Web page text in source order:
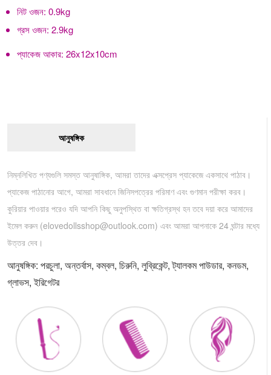
নিট ওজন: 0.9kg
গ্রস ওজন: 2.9kg
প্যাকেজ আকার: 26x12x10cm
আনুষঙ্গিক
নিম্নলিখিত পণ্যগুলি সমস্ত আনুষাঙ্গিক, আমরা তাদের এক্সপ্রেস প্যাকেজে একসাথে পাঠাব।
প্যাকেজ পাঠানোর আগে, আমরা সাবধানে জিনিসপত্রের পরিমাণ এবং গুণমান পরীক্ষা করব।
কুরিয়ার পাওয়ার পরেও যদি আপনি কিছু অনুপস্থিত বা ক্ষতিগ্রস্থ হন তবে দয়া করে আমাদের
ইমেল করুন (elovedollsshop@outlook.com) এবং আমরা আপনাকে 24 ঘন্টার মধ্যে
উত্তর দেব।
আনুষঙ্গিক: পরচুলা, অন্তর্বাস, কম্বল, চিরুনি, লুব্রিকেন্ট, ট্যালকম পাউডার, কনডম,
গ্লাভস, ইরিগেটর